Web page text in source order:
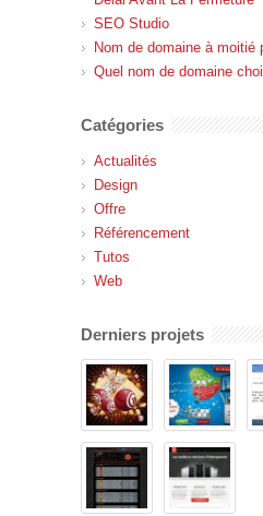
SEO Studio
Nom de domaine à moitié
Quel nom de domaine
Catégories
Actualités
Design
Offre
Référencement
Tutos
Web
Derniers projets